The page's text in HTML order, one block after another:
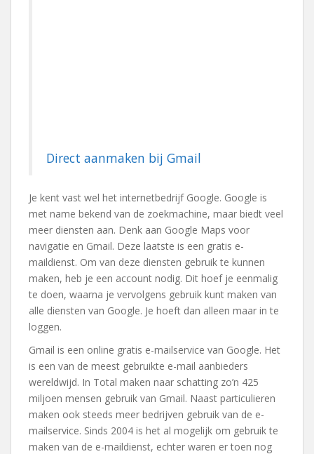
Direct aanmaken bij Gmail
Je kent vast wel het internetbedrijf Google. Google is
met name bekend van de zoekmachine, maar biedt veel
meer diensten aan. Denk aan Google Maps voor
navigatie en Gmail. Deze laatste is een gratis e-
maildienst. Om van deze diensten gebruik te kunnen
maken, heb je een account nodig. Dit hoef je eenmalig
te doen, waarna je vervolgens gebruik kunt maken van
alle diensten van Google. Je hoeft dan alleen maar in te
loggen.
Gmail is een online gratis e-mailservice van Google. Het
is een van de meest gebruikte e-mail aanbieders
wereldwijd. In Total maken naar schatting zo’n 425
miljoen mensen gebruik van Gmail. Naast particulieren
maken ook steeds meer bedrijven gebruik van de e-
mailservice. Sinds 2004 is het al mogelijk om gebruik te
maken van de e-maildienst, echter waren er toen nog